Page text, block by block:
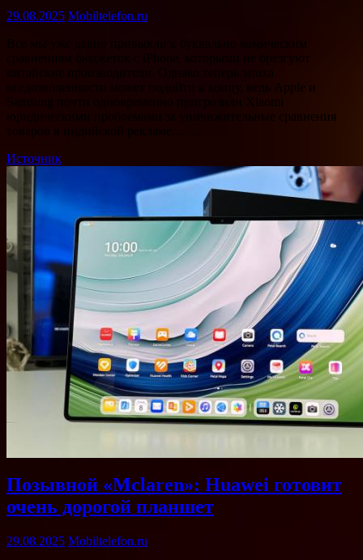
29.08.2025 Mobiltelefon.ru
Все мы уже давно привыкли к буквально комическим
сравнениям бюджеток с iPhone, которыми не брезгуют
китайские производители. Однако теперь эпоха
вседозволенности может подойти к концу, ведь Apple и
Samsung почти одновременно пригрозили Xiaomi
юридическими проблемами за уничижительные сравнения
товаров в индийской рекламе… …
Источник
Позывной «Mclaren»: Huawei готовит
очень дорогой планшет
29.08.2025 Mobiltelefon.ru